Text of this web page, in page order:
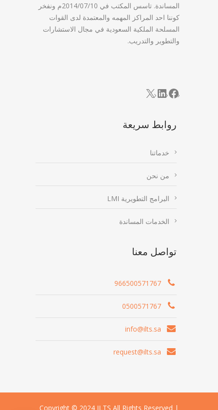
المساندة. تاسس المكتب في 2014/07/10م ونفخر
كوننا احد المراكز المهمه والمعتمدة لدى القوات
المسلحة الملكية السعودية في مجال الاستشارات
والتطوير والتدريب.
Facebook
LinkedIn
X
روابط سريعة
خدماتنا
من نحن
البرامج التطويرية LMI
الخدمات المساندة
تواصل معنا
966500571767
0500571767
info@ilts.sa
request@ilts.sa
Copyright © 2024 ILTS All Rights Reserved |